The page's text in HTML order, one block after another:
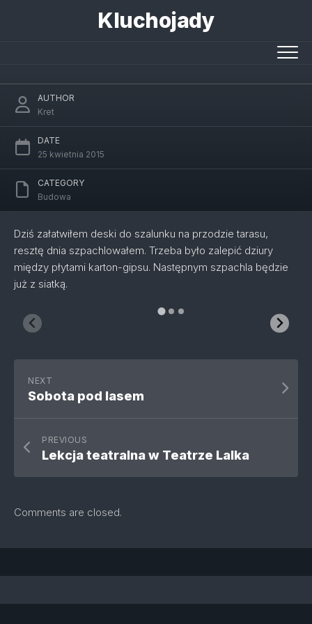
Kluchojady
AUTHOR
Kret
DATE
25 kwietnia 2015
CATEGORY
Budowa
Dziś załatwiłem deski do szalunku na przodzie tarasu,
resztę dnia szpachlowałem. Trzeba było zalepić dziury
między płytami karton-gipsu. Następnym szpachla będzie
już z siatką.
NEXT
Sobota pod lasem
PREVIOUS
Lekcja teatralna w Teatrze Lalka
Comments are closed.